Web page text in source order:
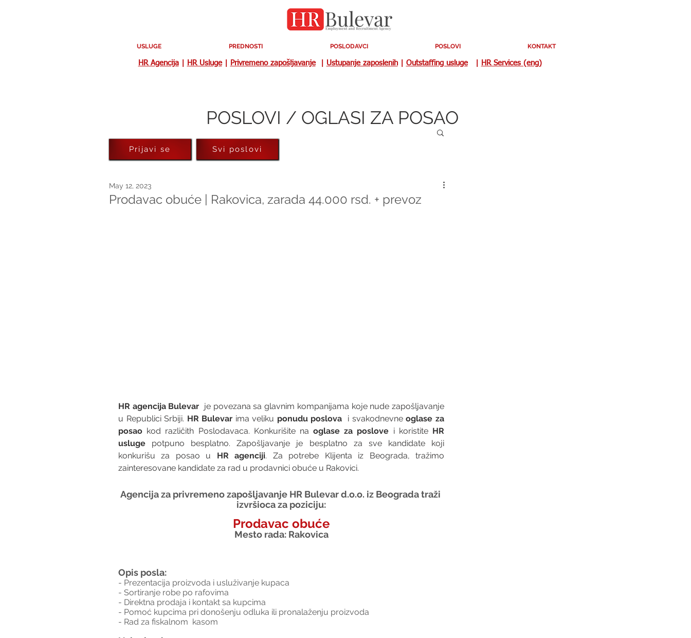
USLUGE PREDNOSTI POSLODAVCI POSLOVI KONTAKT
HR Agencija| HR Usluge| Privremeno zapošljavanje| Ustupanje zaposlenih| Outstaffing usluge| HR Services (eng)
POSLOVI / OGLASI ZA POSAO
Prodavac obuće | Rakovica, zarada 44.000 rsd. + prevoz
May 12, 2023
HR agencija Bulevar
  je povezana sa glavnim kompanijama koje nude zapošljavanje
u Republici Srbiji. HR Bulevar ima veliku ponudu poslova
  i svakodnevne
oglase za
posao kod različith Poslodavaca. Konkurišite na oglase za poslove i koristite HR
usluge potpuno besplatno. Zapošljavanje je besplatno za sve kandidate koji
konkurišu za posao u HR agenciji. Za potrebe Klijenta iz Beograda, tražimo
zainteresovane kandidate za rad u prodavnici obuće u Rakovici.
Agencija za privremeno zapošljavanje HR Bulevar d.o.o. iz Beograda traži
izvršioca za poziciju:
Prodavac obuće
Mesto rada: Rakovica
Opis posla:
- Prezentacija proizvoda i usluživanje kupaca
- Sortiranje robe po rafovima
- Direktna prodaja i kontakt sa kupcima
- Pomoć kupcima pri donošenju odluka ili pronalaženju proizvoda
- Rad za fiskalnom  kasom
Prijavi se Svi poslovi